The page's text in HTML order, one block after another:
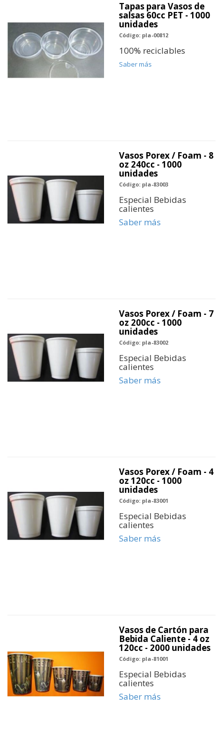
Tapas para Vasos de
salsas 60cc PET - 1000
unidades
Código: pla-00812
100% reciclables
Saber más
Vasos Porex / Foam - 8
oz 240cc - 1000
unidades
Código: pla-83003
Especial Bebidas
calientes
Saber más
Vasos Porex / Foam - 7
oz 200cc - 1000
unidades
Código: pla-83002
Especial Bebidas
calientes
Saber más
Vasos Porex / Foam - 4
oz 120cc - 1000
unidades
Código: pla-83001
Especial Bebidas
calientes
Saber más
Vasos de Cartón para
Bebida Caliente - 4 oz
120cc - 2000 unidades
Código: pla-81001
Especial Bebidas
calientes
Saber más